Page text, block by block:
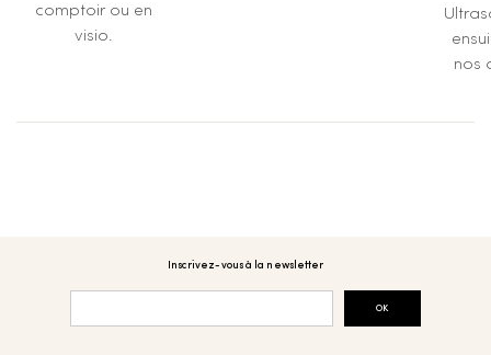
comptoir ou en
visio.
nos
Inscrivez-vous à la newsletter
OK